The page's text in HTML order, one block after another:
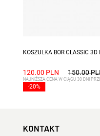
KOSZULKA BOR CLASSIC 3D
120.00 PLN 150.00
-20%
NAJNIŻSZA CENA W CIĄGU 30 DNI
KONTAKT